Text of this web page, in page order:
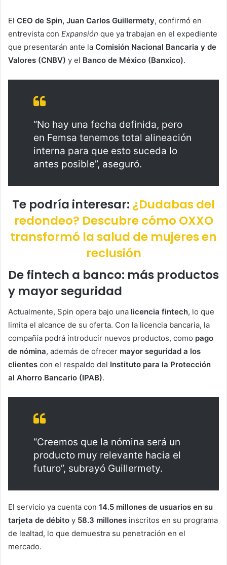
El CEO de Spin, Juan Carlos Guillermety, confirmó en
entrevista con Expansión que ya trabajan en el expediente
que presentarán ante la Comisión Nacional Bancaria y de
Valores (CNBV) y el Banco de México (Banxico).
“No hay una fecha definida, pero
en Femsa tenemos total alineación
interna para que esto suceda lo
antes posible”, aseguró.
Te podría interesar: ¿Dudabas del
redondeo? Descubre cómo OXXO
transformó la salud de mujeres en
reclusión
De fintech a banco: más productos
y mayor seguridad
Actualmente, Spin opera bajo una licencia fintech, lo que
limita el alcance de su oferta. Con la licencia bancaria, la
compañía podrá introducir nuevos productos, como pago
de nómina, además de ofrecer mayor seguridad a los
clientes con el respaldo del Instituto para la Protección
al Ahorro Bancario (IPAB).
“Creemos que la nómina será un
producto muy relevante hacia el
futuro”, subrayó Guillermety.
El servicio ya cuenta con 14.5 millones de usuarios en su
tarjeta de débito y 58.3 millones inscritos en su programa
de lealtad, lo que demuestra su penetración en el
mercado.